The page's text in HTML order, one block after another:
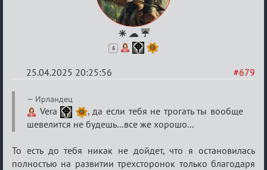
☀ ☁ ☔
6
#679
25.04.2025 20:25:56
Re:
Клуб
тестеров.
Ирландец
Vera
, да если тебя не трогать ты вообще
шевелится не будешь...все же хорошо...
То есть до тебя никак не дойдет, что я остановилась
полностью на развитии трехсторонок только благодаря